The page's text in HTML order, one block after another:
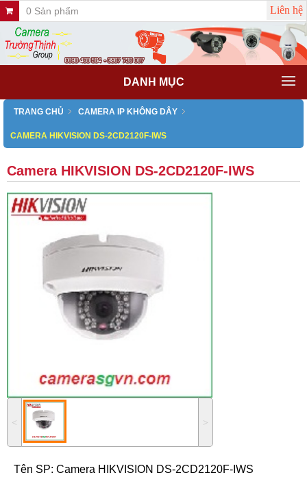
0 Sản phẩm Liên hệ
DANH MỤC
TRANG CHỦ CAMERA IP KHÔNG DÂY
CAMERA HIKVISION DS-2CD2120F-IWS
Camera HIKVISION DS-2CD2120F-IWS
˂ ˃
Tên SP: Camera HIKVISION DS-2CD2120F-IWS